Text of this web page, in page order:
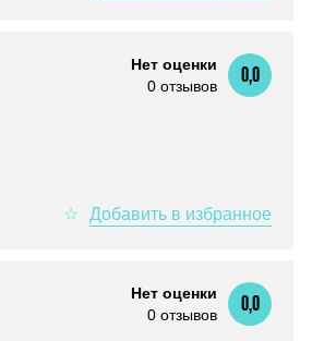
Нет оценки
0 отзывов
0,0
Нет оценки
0 отзывов
0,0